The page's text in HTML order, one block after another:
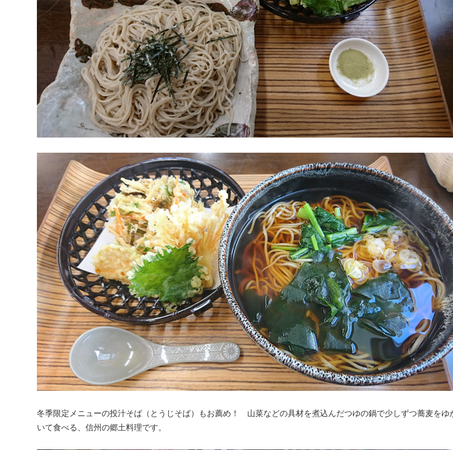
冬季限定メニューの投汁そば（とうじそば）もお薦め！ 山菜などの具材を煮込んだつゆの鍋で少しずつ蕎麦をゆ
いて食べる、信州の郷土料理です。